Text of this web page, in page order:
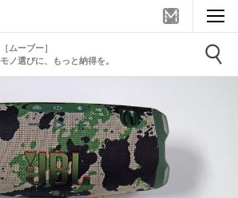
［ムーブー］
モノ選びに、もっと納得を。